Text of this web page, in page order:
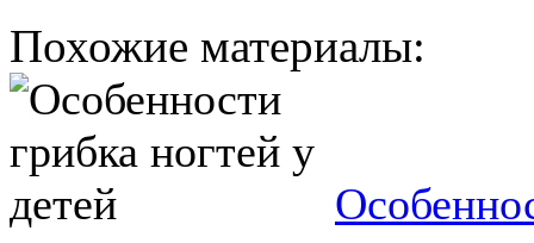
Похожие материалы: